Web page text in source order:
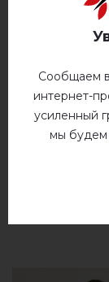
Немає відгуків
Сообщаем
интернет-
усиленный
мы будем